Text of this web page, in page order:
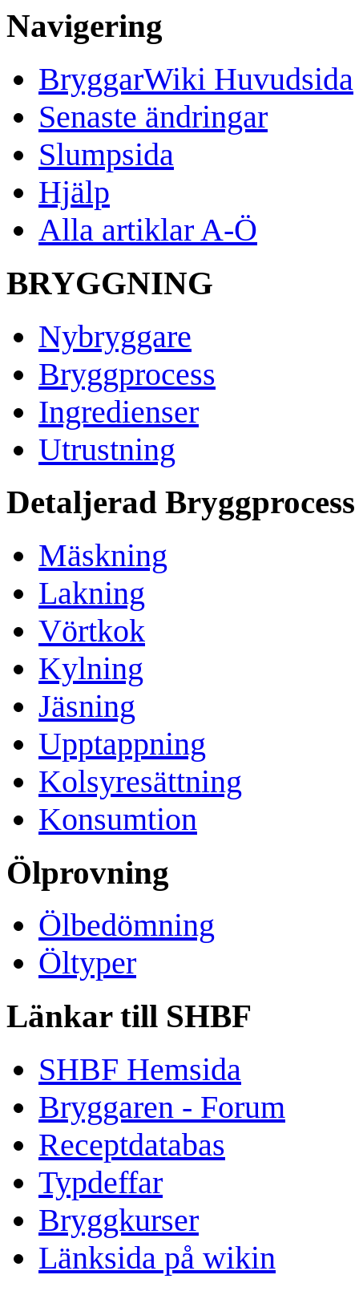
Navigering
BryggarWiki Huvudsida
Senaste ändringar
Slumpsida
Hjälp
Alla artiklar A-Ö
BRYGGNING
Nybryggare
Bryggprocess
Ingredienser
Utrustning
Detaljerad Bryggprocess
Mäskning
Lakning
Vörtkok
Kylning
Jäsning
Upptappning
Kolsyresättning
Konsumtion
Ölprovning
Ölbedömning
Öltyper
Länkar till SHBF
SHBF Hemsida
Bryggaren - Forum
Receptdatabas
Typdeffar
Bryggkurser
Länksida på wikin